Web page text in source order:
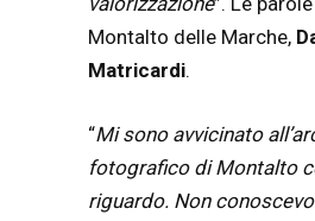
Montalto delle Marche,
Matricardi.
“Mi sono avvicinato
fotografico di Montalto
riguardo. Non